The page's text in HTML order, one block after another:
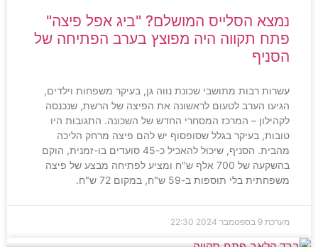
נמצא הסלייס המושלם? "ביג אפל פיצה"
פתח תקווה היה מפוצץ בערב הפתיחה של
הסניף
עשרות רבות מתושבי שכונת נווה גן, בעיקר משפחות וילדים,
הגיעו הערב לטעום לראשונה את הפיצה של הרשת, שנכנסה
לקהילון – המרכז המסחרי החדש של השכונה. התגובות היו
טובות, בעיקר בגלל שסופסוף יש להם פיצה מרחק הליכה
מהבית. הסניף, שיכול להאכיל כ-45 סועדים בו-זמנית, הוקם
בהשקעה של 700 אלף ש"ח ומציע לפתיחה מבצע של פיצה
משפחתית בלי תוספות ב-59 ש"ח, במקום 72 ש"ח.
מערכת 9 בספטמבר 2024 22:30